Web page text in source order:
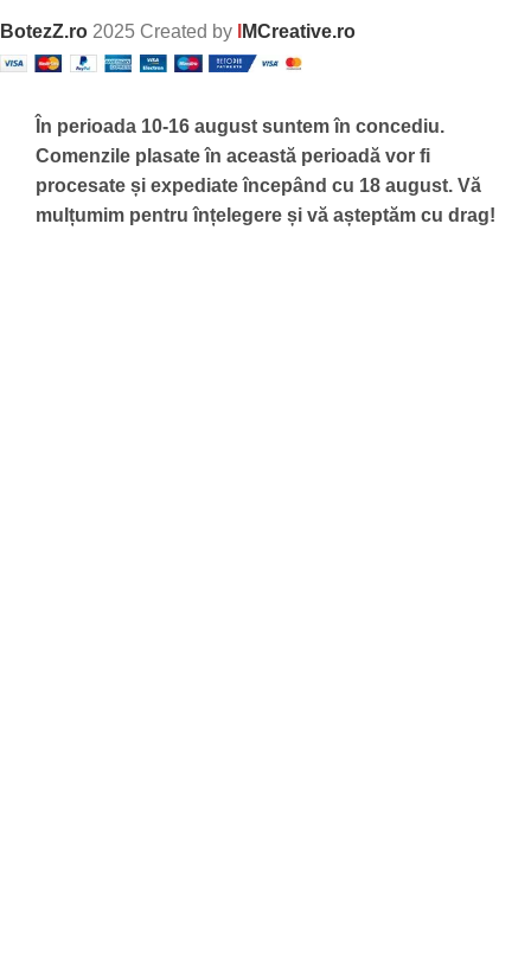
BotezZ.ro 2025 Created by MCreative.ro
În perioada 10-16 august suntem în concediu.
Comenzile plasate în această perioadă vor fi
procesate și expediate începând cu 18 august. Vă
mulțumim pentru înțelegere și vă așteptăm cu drag!